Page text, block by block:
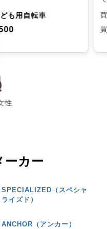
も用自転車
性
ーカー
SPECIALIZED（スペシャ
ライズド）
ANCHOR（アンカー）